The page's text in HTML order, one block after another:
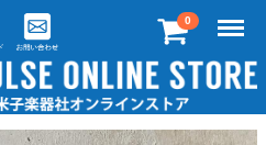
0 Menu